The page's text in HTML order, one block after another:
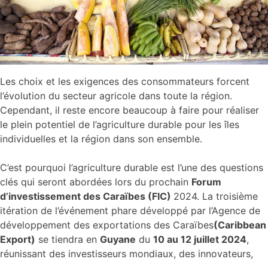
Les choix et les exigences des consommateurs forcent
l’évolution du secteur agricole dans toute la région.
Cependant, il reste encore beaucoup à faire pour réaliser
le plein potentiel de l’agriculture durable pour les îles
individuelles et la région dans son ensemble.
C’est pourquoi l’agriculture durable est l’une des questions
clés qui seront abordées lors du prochain Forum
d’investissement des Caraïbes (FIC) 2024. La troisième
itération de l’événement phare développé par l’Agence de
développement des exportations des Caraïbes(Caribbean
Export) se tiendra en Guyane du 10 au 12 juillet 2024,
réunissant des investisseurs mondiaux, des innovateurs,